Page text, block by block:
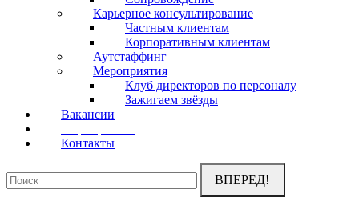
Карьерное консультирование
Частным клиентам
Корпоративным клиентам
Аутстаффинг
Мероприятия
Клуб директоров по персоналу
Зажигаем звёзды
Вакансии
Контакты
Поиск: